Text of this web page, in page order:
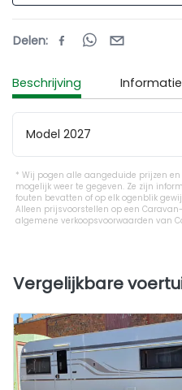
Delen:
Beschrijving Informatie
Model 2027
Wij pogen alle aangeduide prijzen
mogelijk weer te gegeven. Ze zijn
fouten bevatten of op elk ogenblik
Alleen prijsvoorstellen op een
algemene verkoopsvoorwaarden van
Vergelijkbare